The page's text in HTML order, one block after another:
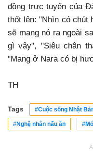
đồng trực tuyến của
thốt lên: "Nhìn có chút
sẽ mang nó ra ngoài
gì vậy", "Siêu chân
"Mang ở Nara có bị
TH
Tags #Cuộc sống Nhật
#Nghệ nhân nấu ăn